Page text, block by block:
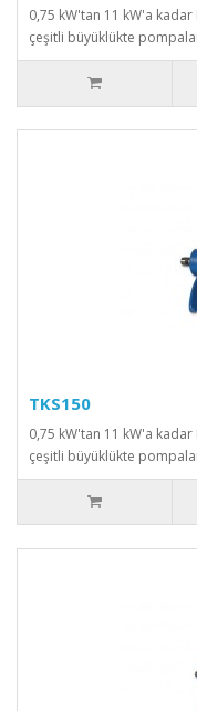
0,75 kW'tan 11 kW'a
çeşitli büyüklükte
TKS150
0,75 kW'tan 11 kW'a
çeşitli büyüklükte